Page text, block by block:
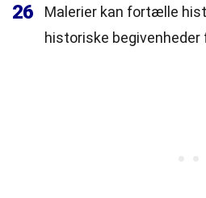
26
Malerier kan fortælle
historiske